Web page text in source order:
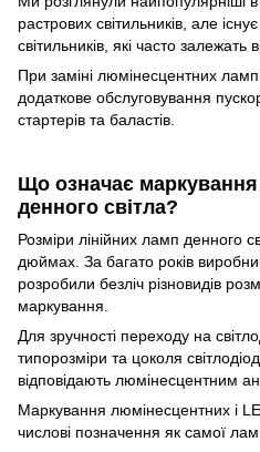
растрових світильників, але
світильників, які часто залежать
При заміні люмінесцентних ламп
додаткове обслуговування
стартерів та баластів.
Що означає маркування
денного світла?
Розміри лінійних ламп денного
дюймах. За багато років
розробили безліч різновидів
маркування.
Для зручності переходу на
типорозміри та цоколя
відповідають люмінесцентним
Маркування люмінесцентних і
числові позначення як самої